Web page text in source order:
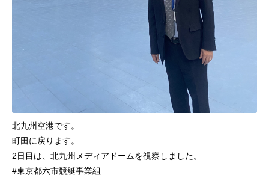
北九州空港です。
町田に戻ります。
2日目は、北九州メディアドームを視察しました。
#東京都六市競艇事業組